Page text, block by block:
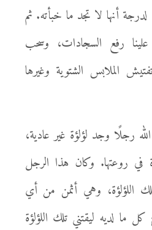
لدرجة أنها لا تجد ما خبأته. ثم
علينا رفع السجادات، وسحب
الملابس الشتوية وغيرها
رجلًا وجد لؤلؤة غير عادية،
في روعتها. وكان هذا الرجل
اللؤلؤة، وهي أثمن من أي
ما لديه ليقتني تلك اللؤلؤة